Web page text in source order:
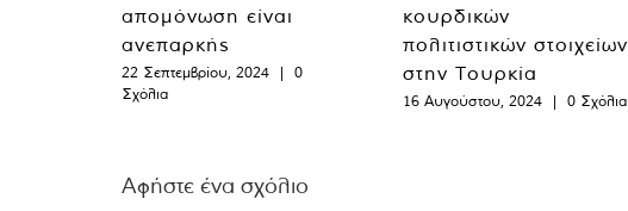
απομόνωση είναι
ανεπαρκής
22 Σεπτεμβρίου, 2024 |
0
Σχόλια
κουρδικών
πολιτιστικών στοιχείων
στην Τουρκία
16 Αυγούστου, 2024 | 0 Σχόλια
Αφήστε ένα σχόλιο